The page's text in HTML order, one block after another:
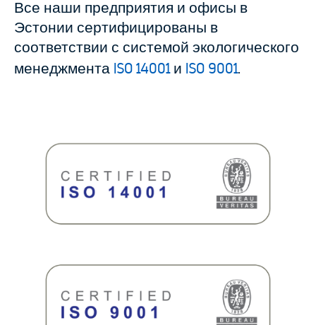
Все наши предприятия и офисы в
Эстонии сертифицированы в
соответствии с системой экологического
менеджмента ISO 14001и ISO 9001.